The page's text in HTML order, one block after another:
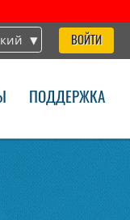
ВОЙТИ
ПОДДЕРЖКА